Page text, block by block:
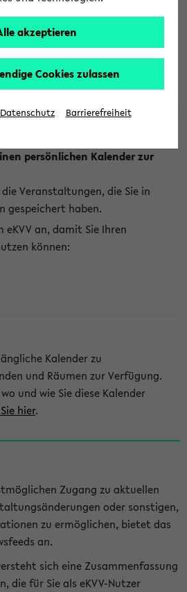
der
Sie auf unserer
das eKVV derzeit zur
persönlichen Kalender zur
Veranstaltungen, die Sie in
gespeichert haben.
eKVV an, damit Sie Ihren
können:
Kalender zu
und Räumen zur Verfügung.
und wie Sie diese Kalender
hier.
Zugang zu aktuellen
oder sonstigen,
zu ermöglichen, bietet das
an.
sich eine Zusammenfassung
die für Sie als eKVV-Nutzer
akzeptieren
Cookies zulassen
Datenschutz Barrierefreiheit